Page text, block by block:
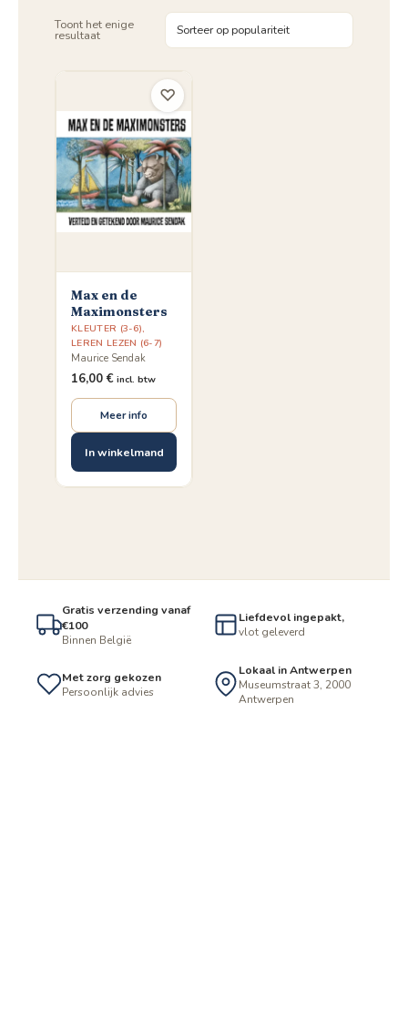
Toont het enige
resultaat
Max en de
Maximonsters
KLEUTER (3-6),
LEREN LEZEN (6-7)
Maurice Sendak
16,00 € incl. btw
Meer info
In winkelmand
♡
Gratis verzending vanaf
€100
Binnen België
Liefdevol ingepakt,
vlot geleverd
Met zorg gekozen
Persoonlijk advies
Lokaal in Antwerpen
Museumstraat 3, 2000
Antwerpen